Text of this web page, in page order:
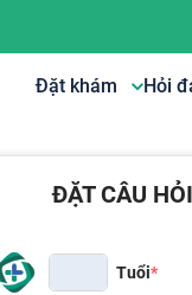
Đặt khám Hỏi
ĐẶT CÂU
Tuổi